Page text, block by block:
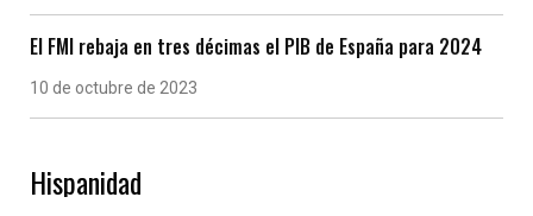
El FMI rebaja en tres décimas el PIB de España para 2024
10 de octubre de 2023
Hispanidad